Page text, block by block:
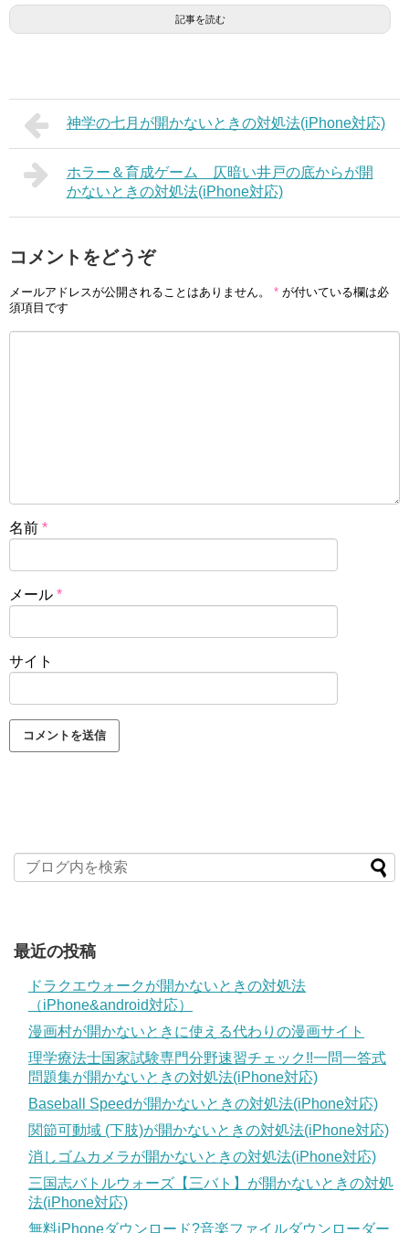
記事を読む
神学の七月が開かないときの対処法(iPhone対応)
ホラー＆育成ゲーム 仄暗い井戸の底からが開
かないときの対処法(iPhone対応)
コメントをどうぞ
メールアドレスが公開されることはありません。 * が付いている欄は必
須項目です
名前 *
メール *
サイト
最近の投稿
ドラクエウォークが開かないときの対処法
（iPhone&android対応）
漫画村が開かないときに使える代わりの漫画サイト
理学療法士国家試験専門分野速習チェック!!一問一答式
問題集が開かないときの対処法(iPhone対応)
Baseball Speedが開かないときの対処法(iPhone対応)
関節可動域 (下肢)が開かないときの対処法(iPhone対応)
消しゴムカメラが開かないときの対処法(iPhone対応)
三国志バトルウォーズ【三バト】が開かないときの対処
法(iPhone対応)
無料iPhoneダウンロード?音楽ファイルダウンローダー